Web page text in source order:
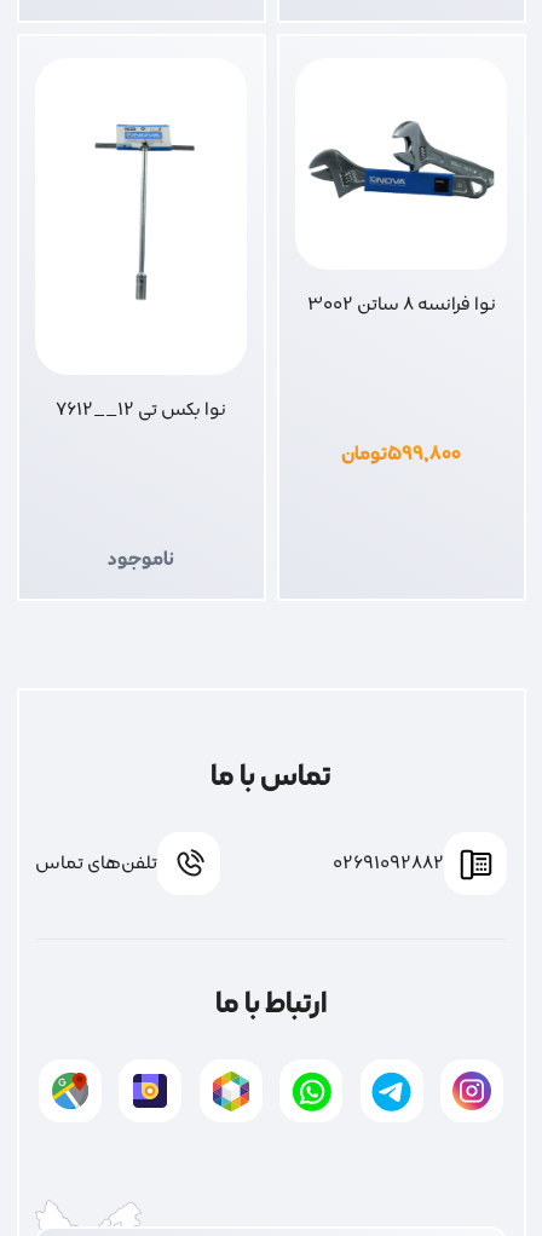
نوا فرانسه 8 ساتن 3002
۵۹۹,۸۰۰تومان
نوا بکس تی 12__7612
ناموجود
تماس با ما
02691092882 تلفن‌های تماس
ارتباط با ما